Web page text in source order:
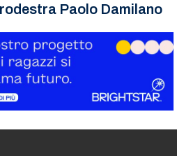
Paolo Damilano